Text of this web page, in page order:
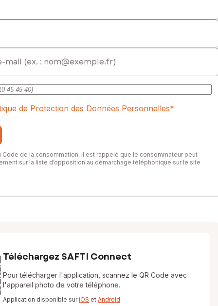
de Protection des Données Personnelles*
Code de la consommation, il est rappelé que le consommateur peut
sur la liste d’opposition au démarchage téléphonique sur le site
Téléchargez SAFTI Connect
Pour télécharger l'application, scannez le QR Code avec
l'appareil photo de votre téléphone.
Application disponible suriOS et Android